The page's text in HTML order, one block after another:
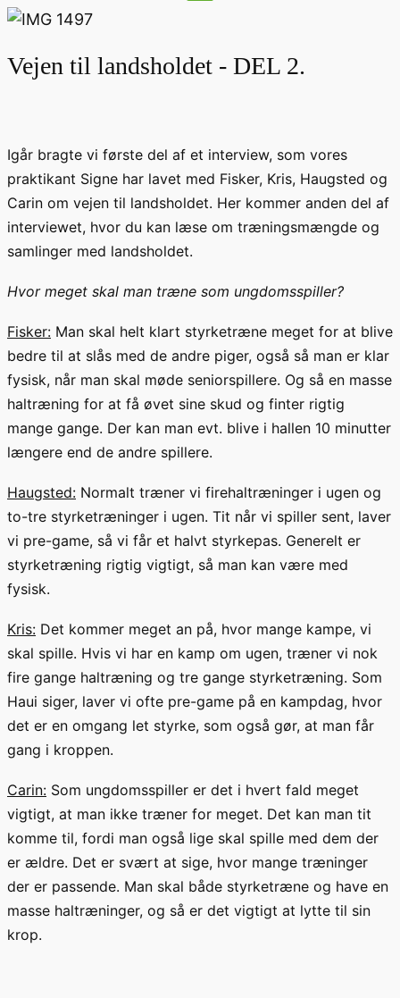
Vejen til landsholdet - DEL 2.
Igår bragte vi første del af et interview, som vores
praktikant Signe har lavet med Fisker, Kris, Haugsted og
Carin om vejen til landsholdet. Her kommer anden del af
interviewet, hvor du kan læse om træningsmængde og
samlinger med landsholdet.
Hvor meget skal man træne som ungdomsspiller?
Fisker: Man skal helt klart styrketræne meget for at blive
bedre til at slås med de andre piger, også så man er klar
fysisk, når man skal møde seniorspillere. Og så en masse
haltræning for at få øvet sine skud og finter rigtig
mange gange. Der kan man evt. blive i hallen 10 minutter
længere end de andre spillere.
Haugsted: Normalt træner vi firehaltræninger i ugen og
to-tre styrketræninger i ugen. Tit når vi spiller sent, laver
vi pre-game, så vi får et halvt styrkepas. Generelt er
styrketræning rigtig vigtigt, så man kan være med
fysisk.
Kris: Det kommer meget an på, hvor mange kampe, vi
skal spille. Hvis vi har en kamp om ugen, træner vi nok
fire gange haltræning og tre gange styrketræning. Som
Haui siger, laver vi ofte pre-game på en kampdag, hvor
det er en omgang let styrke, som også gør, at man får
gang i kroppen.
Carin: Som ungdomsspiller er det i hvert fald meget
vigtigt, at man ikke træner for meget. Det kan man tit
komme til, fordi man også lige skal spille med dem der
er ældre. Det er svært at sige, hvor mange træninger
der er passende. Man skal både styrketræne og have en
masse haltræninger, og så er det vigtigt at lytte til sin
krop.